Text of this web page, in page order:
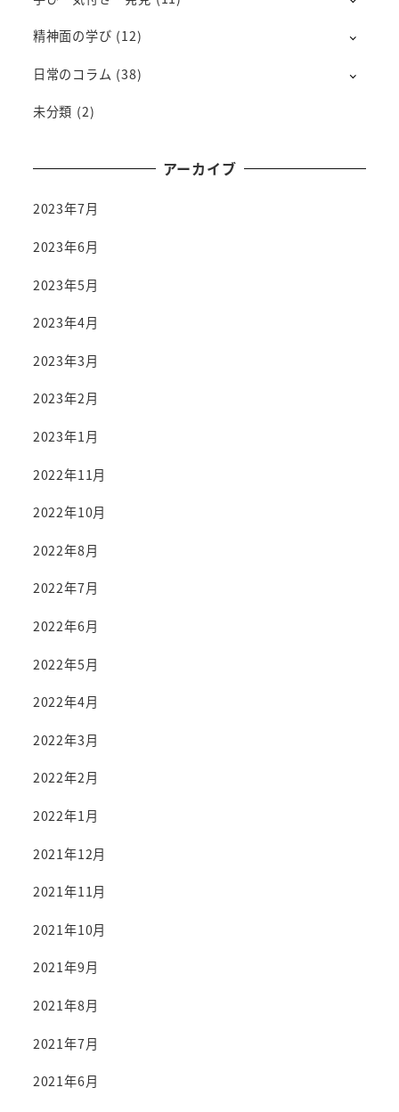
精神面の学び (12)
日常のコラム (38)
未分類 (2)
アーカイブ
2023年7月
2023年6月
2023年5月
2023年4月
2023年3月
2023年2月
2023年1月
2022年11月
2022年10月
2022年8月
2022年7月
2022年6月
2022年5月
2022年4月
2022年3月
2022年2月
2022年1月
2021年12月
2021年11月
2021年10月
2021年9月
2021年8月
2021年7月
2021年6月